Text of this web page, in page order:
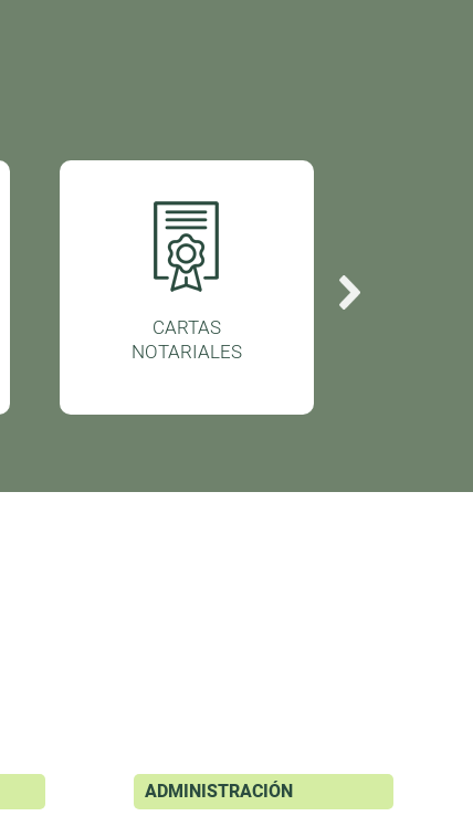
CARTAS
NOTARIALES
ADMINISTRACIÓN